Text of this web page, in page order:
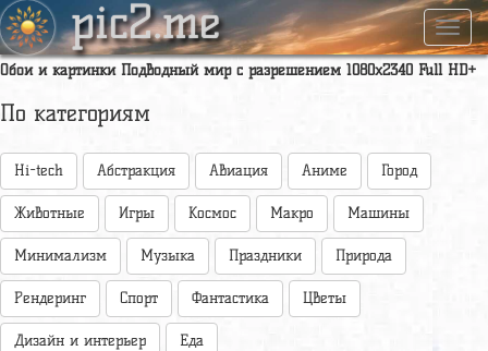
pic2.me
Обои и картинки Подводный мир с разрешением 1080x2340 Full HD+
По категориям
Hi-tech Абстракция Авиация Аниме Город
Животные Игры Космос Макро Машины
Минимализм Музыка Праздники Природа
Рендеринг Спорт Фантастика Цветы
Дизайн и интерьер Еда